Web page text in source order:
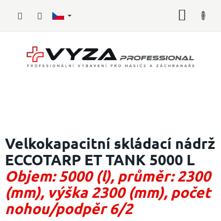
Požární
sport
Zdravotnické
vybavení
Oblečení,
Velkokapacitní skládací nádrž
ECCOTARP ET TANK 5000 L
Objem: 5000 (l), průměr: 2300
(mm), výška 2300 (mm), počet
nohou/podpěr 6/2